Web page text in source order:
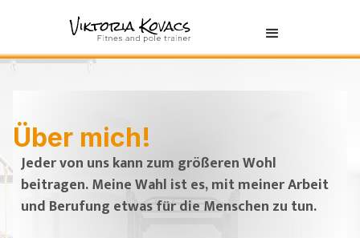
Über mich!
Jeder von uns kann zum größeren Wohl
beitragen. Meine Wahl ist es, mit meiner Arbeit
und Berufung etwas für die Menschen zu tun.